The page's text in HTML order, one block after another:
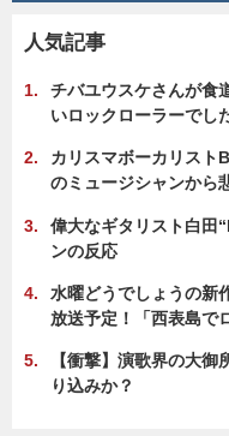
人気記事
チバユウスケさんが食
いロックローラーでし
カリスマボーカリス
のミュージシャンから
偉大なギタリスト白田
ンの反応
水曜どうでしょうの新
放送予定！「西表島で
【衝撃】演歌界の大
り込みか？